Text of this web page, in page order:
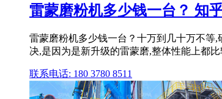
雷蒙磨粉机多少钱一台？ 知
雷蒙磨粉机多少钱一台？十万到几十万不等
决,是因为是新升级的雷蒙磨,整体性能上都
联系电话: 180 3780 8511